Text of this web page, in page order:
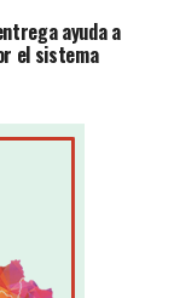
ayuda a
el sistema